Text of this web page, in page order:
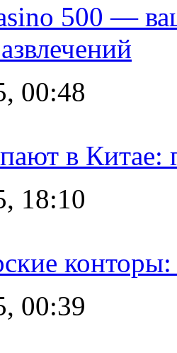
500 —
00:48
в Китае:
18:10
00:39